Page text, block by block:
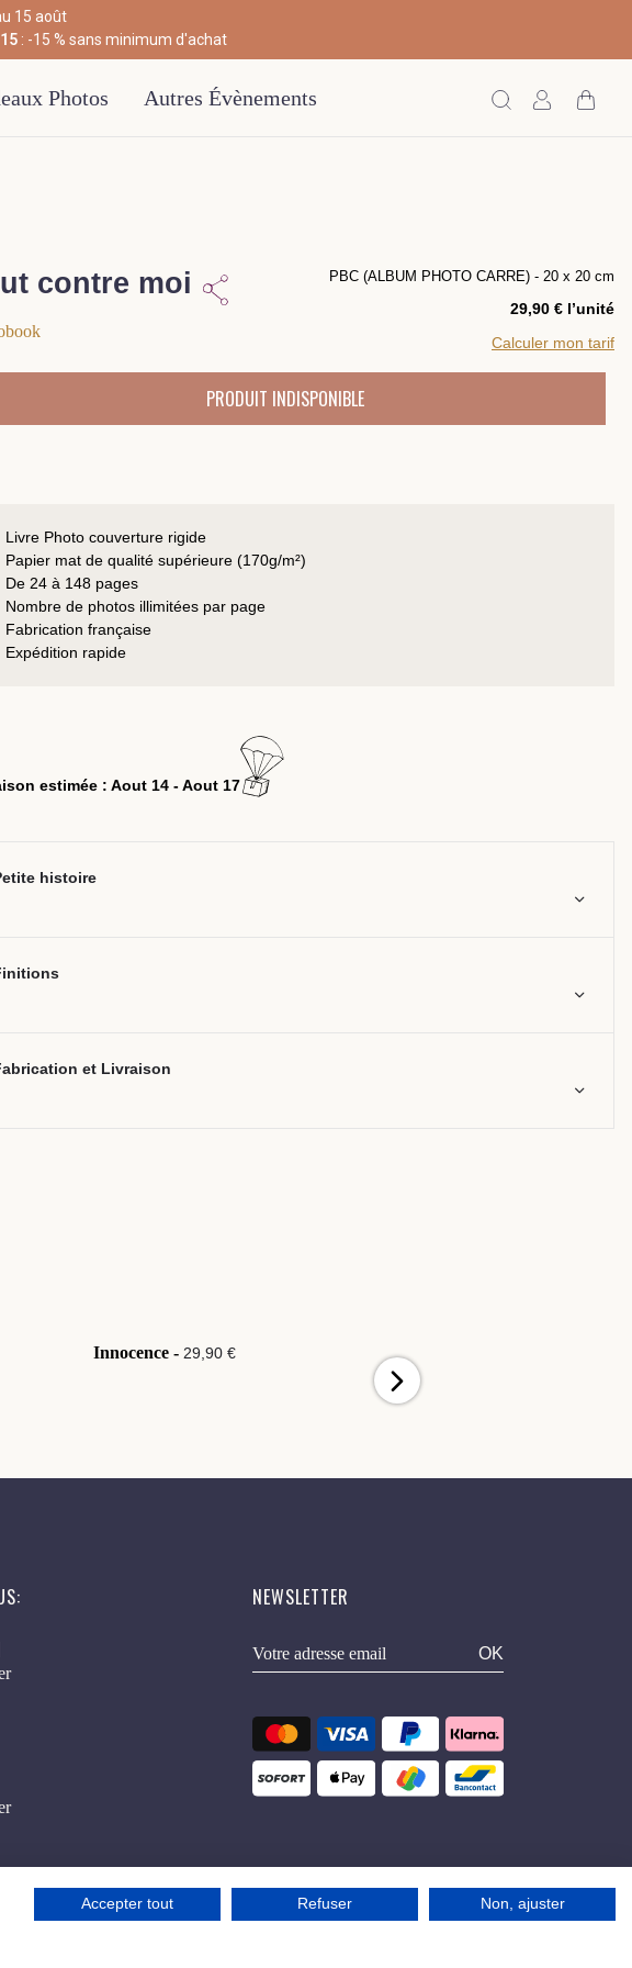
15 août
: -15 % sans minimum d'achat
Photos Autres Évènements
contre moi PBC (ALBUM PHOTO CARRE) - 20 x 20 cm
29,90 € l’unité
Calculer mon tarif
PRODUIT INDISPONIBLE
Livre Photo couverture rigide
Papier mat de qualité supérieure (170g/m²)
De 24 à 148 pages
Nombre de photos illimitées par page
Fabrication française
Expédition rapide
estimée : Aout 14 - Aout 17
histoire
et Livraison
Innocence - 29,90 €
NEWSLETTER
OK
Accepter tout Refuser Non, ajuster